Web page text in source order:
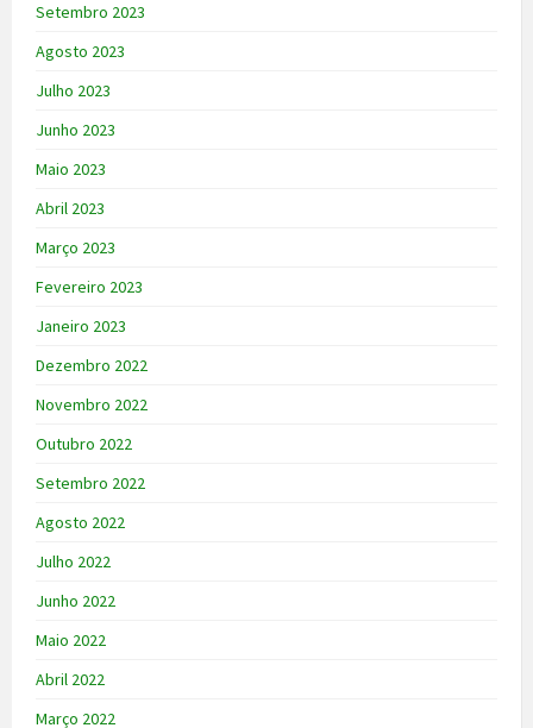
Setembro 2023
Agosto 2023
Julho 2023
Junho 2023
Maio 2023
Abril 2023
Março 2023
Fevereiro 2023
Janeiro 2023
Dezembro 2022
Novembro 2022
Outubro 2022
Setembro 2022
Agosto 2022
Julho 2022
Junho 2022
Maio 2022
Abril 2022
Março 2022